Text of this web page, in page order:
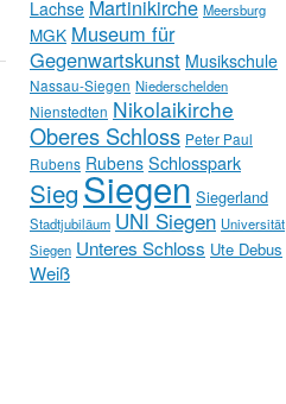
Lachse Martinikirche Meersburg
MGK Museum für
Gegenwartskunst Musikschule
Nassau-Siegen Niederschelden
Nienstedten Nikolaikirche
Oberes Schloss Peter Paul
Rubens Rubens Schlosspark
Sieg Siegen Siegerland
Stadtjubiläum UNI Siegen Universität
Siegen Unteres Schloss Ute Debus
Weiß